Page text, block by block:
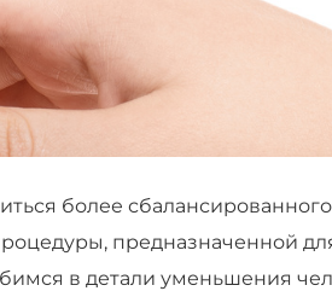
более
предназначенной
в детали уменьшения